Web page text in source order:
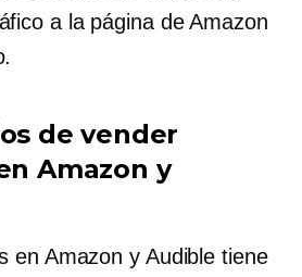
a la página de Amazon
de vender
Amazon y
en Amazon y Audible tiene